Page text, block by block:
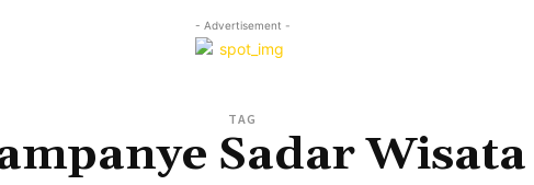
- Advertisement -
TAG
Sadar Wisata